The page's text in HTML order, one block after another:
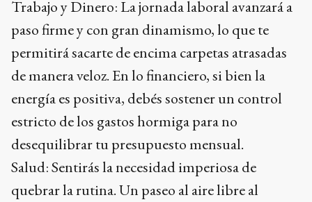
Trabajo y Dinero: La jornada laboral avanzará a
paso firme y con gran dinamismo, lo que te
permitirá sacarte de encima carpetas atrasadas
de manera veloz. En lo financiero, si bien la
energía es positiva, debés sostener un control
estricto de los gastos hormiga para no
desequilibrar tu presupuesto mensual.
Salud: Sentirás la necesidad imperiosa de
quebrar la rutina. Un paseo al aire libre al